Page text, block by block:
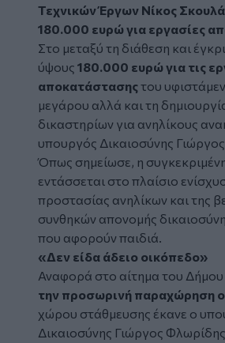
Τεχνικών Έργων Νίκος
180.000 ευρώ για εργασίες
Στο μεταξύ τη διάθεση και
ύψους 180.000 ευρώ για τις
αποκατάστασηςτου
μεγάρου αλλά και τη
δικαστηρίων για ανηλίκους
υπουργός Δικαιοσύνης
Όπως σημείωσε, η
εντάσσεται στο πλαίσιο
προστασίας ανηλίκων και της
συνθηκών απονομής
που αφορούν παιδιά.
«Δεν είδα άδειο οικόπεδο»
Αναφορά στο αίτημα του
την προσωρινή παραχώρηση
χώρου στάθμευσης έκανε ο
Δικαιοσύνης Γιώργος